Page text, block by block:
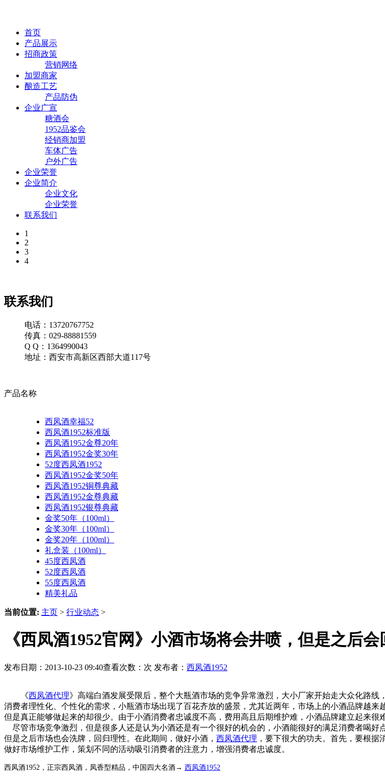
首页
产品展示
招商政策
营销网络
加盟商家
酿造工艺
产品防伪
企业广宣
糖酒会
1952品鉴会
经销商加盟
车体广告
户外广告
企业荣誉
企业简介
企业文化
企业荣誉
联系我们
1
2
3
4
联系我们
电话：13720767752
传真：029-88881559
Q Q：1364990043
地址：西安市高新区西部大道117号
产品名称
西凤酒幸福52
西凤酒1952标准版
西凤酒1952金尊20年
西凤酒1952金奖30年
52度西凤酒1952
西凤酒1952金奖50年
西凤酒1952铜尊典藏
西凤酒1952金尊典藏
西凤酒1952银尊典藏
金奖50年（100ml）
金奖30年（100ml）
金奖20年（100ml）
礼盒装（100ml）
45度西凤酒
52度西凤酒
55度西凤酒
精美礼品
当前位置: 主页 > 行业动态 >
《西凤酒1952官网》小酒市场将会井喷，但是之后
发布日期：2013-10-23 09:40查看次数： 次 发布者： 西凤酒1952
《西凤酒代理》高端白酒发展受限后，整个大瓶酒市场的竞争异常激烈，大小厂家开始走大众化路线
消费者理性化、个性化的需求，小瓶酒市场出现了百花齐放的盛景，尤其近两年，市场上的小酒品牌越
但是真正能够做起来的却很少。由于小酒消费者忠诚度不高，费用高且后期维护难，小酒品牌建立起来很难
尽管市场竞争激烈，但是很多人还是认为小酒还是有一个很好的机会的，小酒能很好的满足消费者喝
但是之后市场也会洗牌，回归理性。在此期间，做好小酒， 西凤酒代理 ，要下很大的功夫。首先，要根据
做好市场维护工作，策划不同的活动吸引消费者的注意力，增强消费者忠诚度。
西凤酒1952，正宗西凤酒，凤香型精品，中国四大名酒→ 西凤酒1952